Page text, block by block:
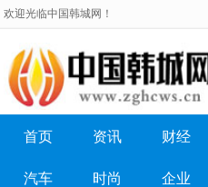
欢迎光临中国韩城网！
首页 资讯 财经
汽车 时尚 企业